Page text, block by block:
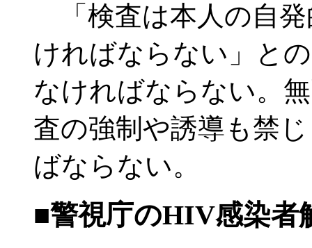
「検査は本人の自
ければならない」と
なければならない。
査の強制や誘導も禁
ばならない。
■警視庁のHIV感染者